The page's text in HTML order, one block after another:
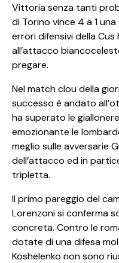
Vittoria senza tanti
di Torino vince 4 a 1
errori difensivi della
all’attacco
pregare.
Nel match clou della
successo è andato
ha superato le
emozionante le
meglio sulle avversarie
dell’attacco ed in
tripletta.
Il primo pareggio del
Lorenzoni si conferma
concreta. Contro le
dotate di una difesa
Koshelenko non sono